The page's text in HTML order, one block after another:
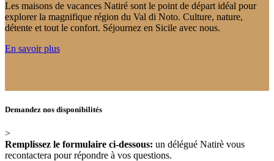
Les maisons de vacances Natiré sont le point de départ idéal pour
explorer la magnifique région du Val di Noto. Culture, nature,
détente et tout le confort. Séjournez en Sicile avec nous.
En savoir plus
Demandez nos disponibilités
>
Remplissez le formulaire ci-dessous: un délégué Natirè vous
recontactera pour répondre à vos questions.